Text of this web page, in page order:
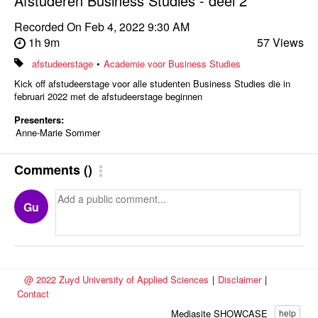
Recorded On Feb 4, 2022 9:30 AM
1h 9m
57 Views
afstudeerstage • Academie voor Business Studies
Kick off afstudeerstage voor alle studenten Business Studies die in
februari 2022 met de afstudeerstage beginnen
Presenters:
Anne-Marie Sommer
Comments()
Gu
@ 2022 Zuyd University of Applied Sciences | Disclaimer |
Contact
help
Mediasite SHOWCASE